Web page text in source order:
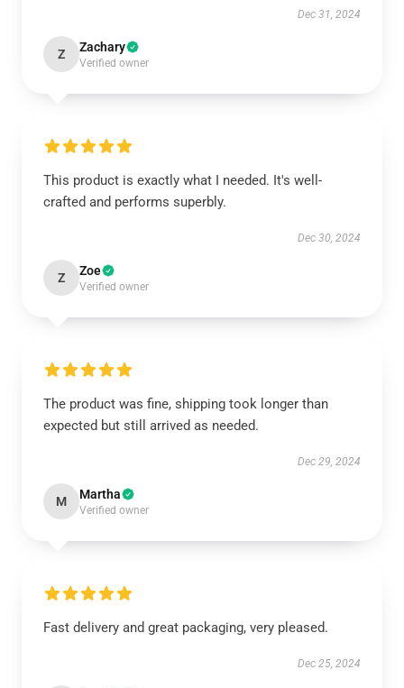
Dec 31, 2024
Z Zachary
Verified owner
This product is exactly what I needed. It's well-
crafted and performs superbly.
Dec 30, 2024
Z Zoe
Verified owner
The product was fine, shipping took longer than
expected but still arrived as needed.
Dec 29, 2024
M Martha
Verified owner
Fast delivery and great packaging, very pleased.
Dec 25, 2024